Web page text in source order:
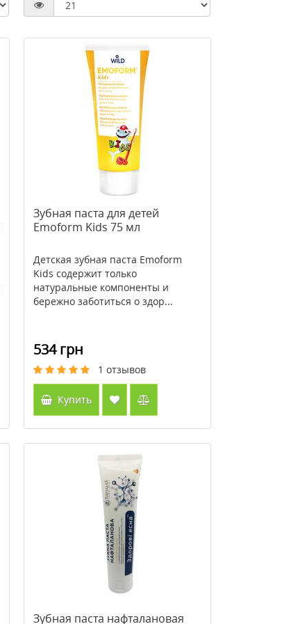
Зубная паста для детей
Emoform Kids 75 мл
Детская зубная паста Emoform
Kids содержит только
натуральные компоненты и
бережно заботиться о здор...
534 грн
1 отзывов
Купить
Зубная паста нафталановая